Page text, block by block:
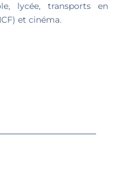
lycée, transports en
et cinéma.